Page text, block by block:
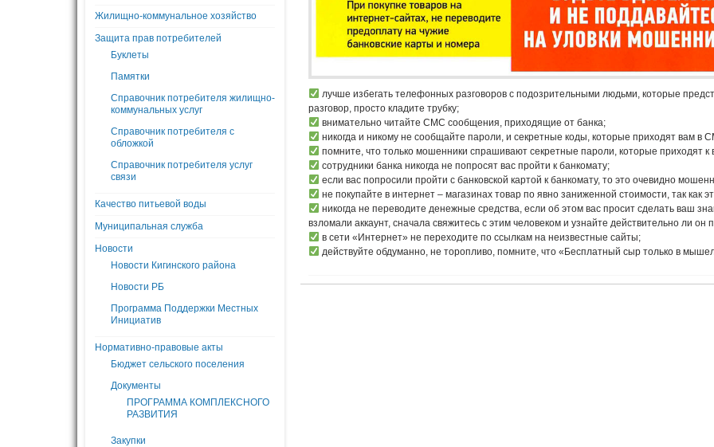
Жилищно-коммунальное хозяйство
Защита прав потребителей
Буклеты
Памятки
Справочник потребителя жилищно-
коммунальных услуг
Справочник потребителя с
обложкой
Справочник потребителя услуг
связи
Качество питьевой воды
Муниципальная служба
Новости
Новости Кигинского района
Новости РБ
Программа Поддержки Местных
Инициатив
Нормативно-правовые акты
Бюджет сельского поселения
Документы
ПРОГРАММА КОМПЛЕКСНОГО
РАЗВИТИЯ
Закупки
лучше избегать телефонных разговоров с подозрительными людьми, которые
разговор, просто кладите трубку;
внимательно читайте СМС сообщения, приходящие от банка;
никогда и никому не сообщайте пароли, и секретные коды, которые приходят вам в
помните, что только мошенники спрашивают секретные пароли, которые приходят
сотрудники банка никогда не попросят вас пройти к банкомату;
если вас попросили пройти с банковской картой к банкомату, то это очевидно
не покупайте в интернет – магазинах товар по явно заниженной стоимости, так как
никогда не переводите денежные средства, если об этом вас просит сделать ваш
взломали аккаунт, сначала свяжитесь с этим человеком и узнайте действительно ли он
в сети «Интернет» не переходите по ссылкам на неизвестные сайты;
действуйте обдуманно, не торопливо, помните, что «Бесплатный сыр только в